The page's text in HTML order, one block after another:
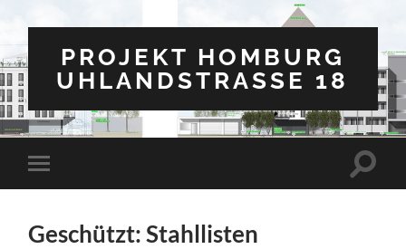
PROJEKT HOMBURG
UHLANDSTRASSE 18
Mobile-
Menü
Geschützt: Stahllisten